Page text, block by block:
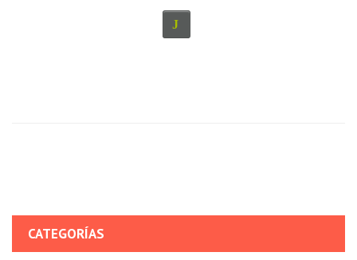
CATEGORÍAS